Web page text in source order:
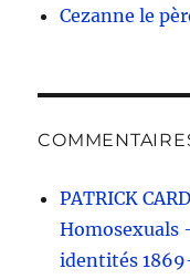
Cezanne le
PATRICK
Homosexuals
identités